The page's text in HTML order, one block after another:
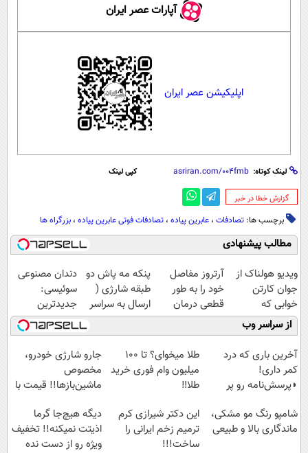
آپارات عصر ایران
اپلیکیشن عصر ایران
لینک کوتاه: کپی لینک
‌گزارش خطا در خبر
برچسب ها: تصادفات ، عابرین پیاده ، تصادفات فوتی عابرین پیاده ، بزرگراه ها
مطالب پیشنهادی
ویدیو هولناک از
جوان کارتن
خوابی که
میلیاردر شد.
آموزش رایگان
آرتروز مفاصل
خود را به طور
قطعی درمان
کنید!
◗پرسش‌نامه◖
پنکه مه پاش دو
طبقه شارژی (
ارسال به سراسر
کشور)
دندان مصنوعی
سوئیسی:
جدیدترین
فناوری اروپا،
سبک و مقاوم |
پرداخت قسطی
از سراسر وب
آخرین باری که درد
کمر داری!
◗پرسش‌نامه رو پر
طلا میخوای؟ تا 100
میلیون وام فوری خرید
طلا‼️
جارو شارژی خودرو،
مخصوص
ماشین‌باز‌ها!! قیمت با
1,499,000
شامپو رنگ مو مشکی،
ماندگاری بالا و طبیعی
این دکتر شیرازی کرم
ترمیم زخم ایرانی را
ساخت!!!
دیگه هیچ‌جا گرما
اذیتت نمیکنه!! تخفیف
ویژه رو از دست نده